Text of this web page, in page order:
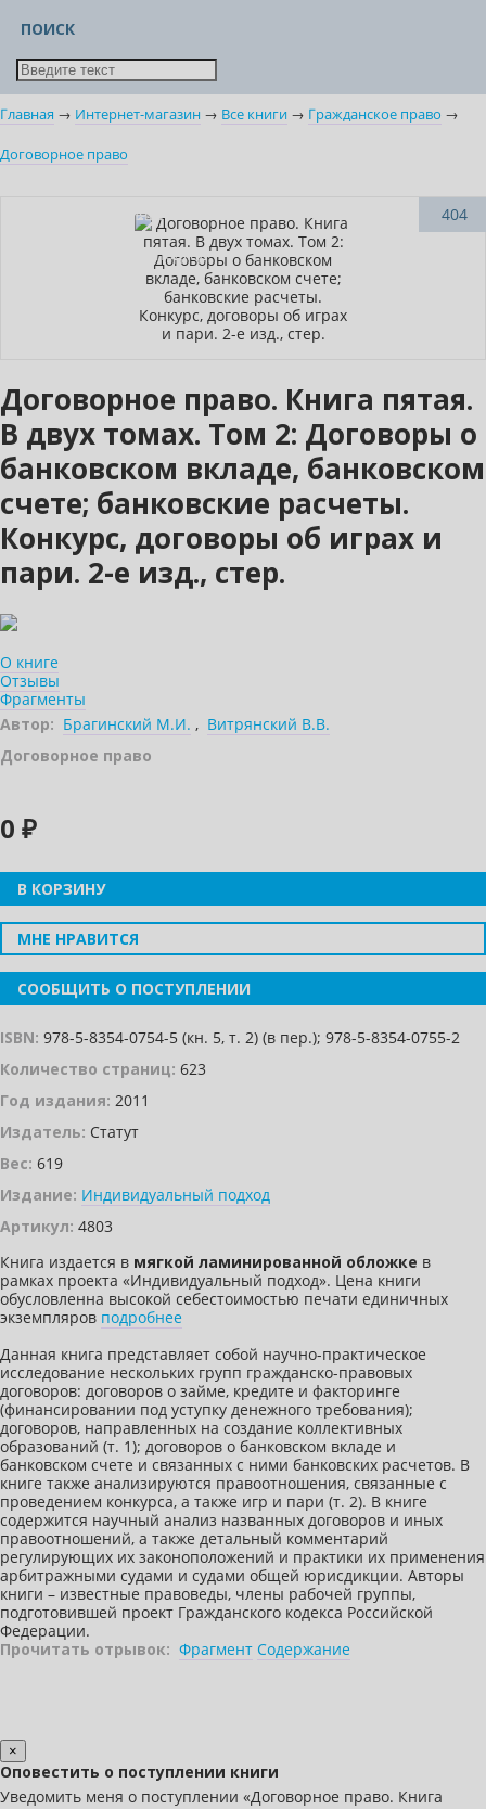
ПОИСК
Главная → Интернет-магазин → Все книги → Гражданское право →
Договорное право
Нет в наличии
Индивидуальный подход
404
Договорное право. Книга пятая.
В двух томах. Том 2: Договоры о
банковском вкладе, банковском
счете; банковские расчеты.
Конкурс, договоры об играх и
пари. 2-е изд., стер.
О книге
Отзывы
Фрагменты
Автор: Брагинский М.И. , Витрянский В.В.
Договорное право
0 ₽
В КОРЗИНУ
МНЕ НРАВИТСЯ
СООБЩИТЬ О ПОСТУПЛЕНИИ
ISBN: 978-5-8354-0754-5 (кн. 5, т. 2) (в пер.); 978-5-8354-0755-2
Количество страниц: 623
Год издания: 2011
Издатель: Статут
Вес: 619
Издание: Индивидуальный подход
Артикул: 4803
Книга издается в мягкой ламинированной обложке в
рамках проекта «Индивидуальный подход». Цена книги
обусловленна высокой себестоимостью печати единичных
экземпляров подробнее
Данная книга представляет собой научно-практическое
исследование нескольких групп гражданско-правовых
договоров: договоров о займе, кредите и факторинге
(финансировании под уступку денежного требования);
договоров, направленных на создание коллективных
образований (т. 1); договоров о банковском вкладе и
банковском счете и связанных с ними банковских расчетов. В
книге также анализируются правоотношения, связанные с
проведением конкурса, а также игр и пари (т. 2). В книге
содержится научный анализ названных договоров и иных
правоотношений, а также детальный комментарий
регулирующих их законоположений и практики их применения
арбитражными судами и судами общей юрисдикции. Авторы
книги – известные правоведы, члены рабочей группы,
подготовившей проект Гражданского кодекса Российской
Федерации.
Прочитать отрывок: Фрагмент Содержание
×
Оповестить о поступлении книги
Уведомить меня о поступлении «Договорное право. Книга